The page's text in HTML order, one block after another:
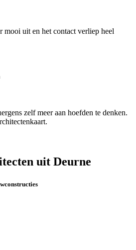
mooi uit en het contact verliep heel
zelf meer aan hoefden te denken.
uit Deurne